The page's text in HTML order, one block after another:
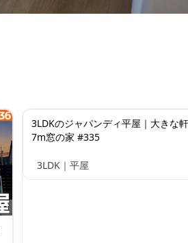
3LDKのジャパンディ平屋｜大きな
7m窓の家 #335
3LDK｜平屋